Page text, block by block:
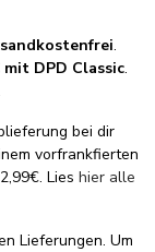
.
mit DPD Classic.
bei dir
vorfrankfierten
Lies hier alle
Lieferungen. Um